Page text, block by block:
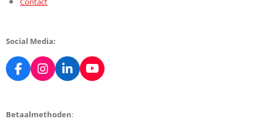
Social Media:
F
a
b
I
n
a
L
i
e
Y
o
Betaalmethoden: